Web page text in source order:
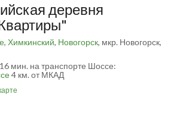
деревня
, Химкинский, Новогорск, мкр. Новогорск,
16 мин. на транспорте Шоссе:
4 км. от МКАД